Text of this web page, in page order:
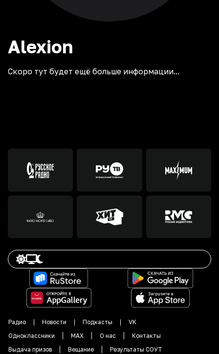
Alexion
Скоро тут будет ещё больше информации...
Радио Новости Подкасты
VK
Одноклассники
MAX О нас
Контакты
Выдача призов
Вещание Результаты СОУТ